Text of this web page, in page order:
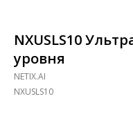
NXUSLS10
уровня
NETIX.AI
NXUSLS10